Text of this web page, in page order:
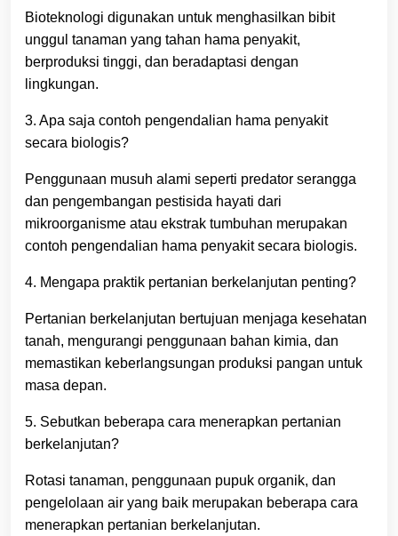
Bioteknologi digunakan untuk menghasilkan bibit
unggul tanaman yang tahan hama penyakit,
berproduksi tinggi, dan beradaptasi dengan
lingkungan.
3. Apa saja contoh pengendalian hama penyakit
secara biologis?
Penggunaan musuh alami seperti predator serangga
dan pengembangan pestisida hayati dari
mikroorganisme atau ekstrak tumbuhan merupakan
contoh pengendalian hama penyakit secara biologis.
4. Mengapa praktik pertanian berkelanjutan penting?
Pertanian berkelanjutan bertujuan menjaga kesehatan
tanah, mengurangi penggunaan bahan kimia, dan
memastikan keberlangsungan produksi pangan untuk
masa depan.
5. Sebutkan beberapa cara menerapkan pertanian
berkelanjutan?
Rotasi tanaman, penggunaan pupuk organik, dan
pengelolaan air yang baik merupakan beberapa cara
menerapkan pertanian berkelanjutan.